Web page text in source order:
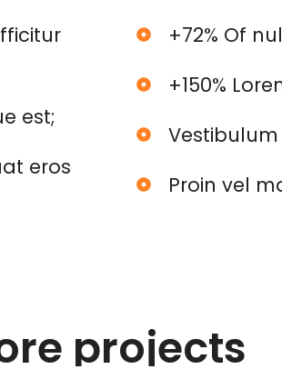
est;
eros
+72% Of
+150%
Proin vel
projects